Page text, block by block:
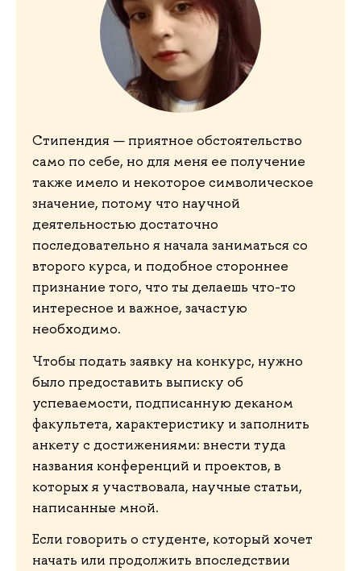
Стипендия — приятное обстоятельство
само по себе, но для меня ее получение
также имело и некоторое символическое
значение, потому что научной
деятельностью достаточно
последовательно я начала заниматься со
второго курса, и подобное стороннее
признание того, что ты делаешь что-то
интересное и важное, зачастую
необходимо.
Чтобы подать заявку на конкурс, нужно
было предоставить выписку об
успеваемости, подписанную деканом
факультета, характеристику и заполнить
анкету с достижениями: внести туда
названия конференций и проектов, в
которых я участвовала, научные статьи,
написанные мной.
Если говорить о студенте, который хочет
начать или продолжить впоследствии